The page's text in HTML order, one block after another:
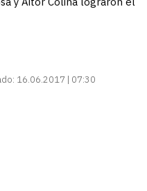
16.06.2017 | 07:30